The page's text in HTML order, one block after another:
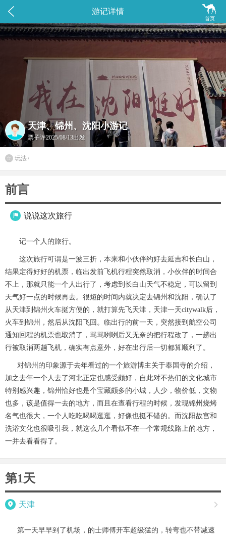
 
首页
游记详情
天津、锦州、沈阳小游记
票子许2025/08/13出发
 玩法 /
前言
 说说这次旅行
记一个人的旅行。
这次旅行可谓是一波三折，本来和小伙伴约好去延吉和长白山，
结果定得好好的机票，临出发前飞机行程突然取消，小伙伴的时间合
不上，那就只能一个人出行了，考虑到长白山天气不稳定，可以留到
天气好一点的时候再去。很短的时间内就决定去锦州和沈阳，确认了
从天津到锦州火车挺方便的，就打算先飞天津，天津一天citywalk后，
火车到锦州，然后从沈阳飞回。临出行的前一天，突然接到航空公司
通知回程的机票也取消了，骂骂咧咧后又无奈的把行程改了，一趟出
行被取消两趟飞机，确实有点意外，好在出行后一切都算顺利了。
对锦州的印象源于去年看过的一个旅游博主关于奉国寺的介绍，
加之去年一个人去了河北正定也感受颇好，自此对不热们的文化城市
特别感兴趣，锦州恰好也是个宝藏颇多的小城，人少，物价低，文物
也多，该是值得一去的地方，而且在查看行程的时候，发现锦州烧烤
名气也很大，一个人吃吃喝喝逛逛，好像也挺不错的。而沈阳故宫和
洗浴文化也很吸引我，就这么几个看似不在一个常规线路上的地方，
一并去看看得了。
第1天
 天津 
第一天早早到了机场，的士师傅开车超级猛的，转弯也不带减速